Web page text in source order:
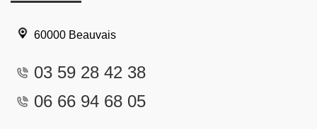
60000 Beauvais
03 59 28 42 38
06 66 94 68 05